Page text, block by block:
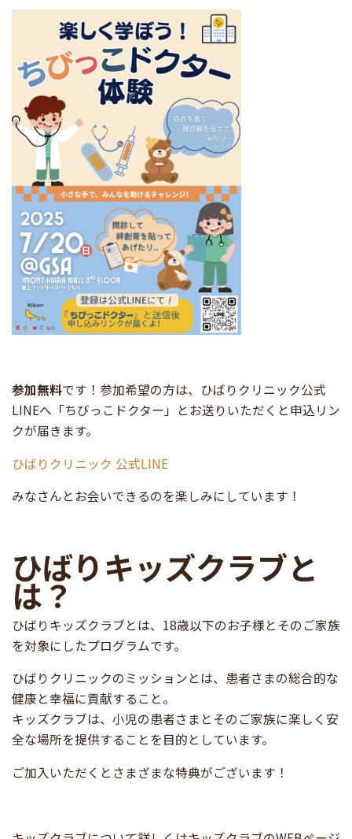
参加無料です！参加希望の方は、ひばりクリニック公式
LINEへ「ちびっこドクター」とお送りいただくと申込リン
クが届きます。
ひばりクリニック 公式LINE
みなさんとお会いできるのを楽しみにしています！
ひばりキッズクラブと
は？
ひばりキッズクラブとは、18歳以下のお子様とそのご家族
を対象にしたプログラムです。
ひばりクリニックのミッションとは、患者さまの総合的な
健康と幸福に貢献すること。
キッズクラブは、小児の患者さまとそのご家族に楽しく安
全な場所を提供することを目的としています。
ご加入いただくとさまざまな特典がございます！